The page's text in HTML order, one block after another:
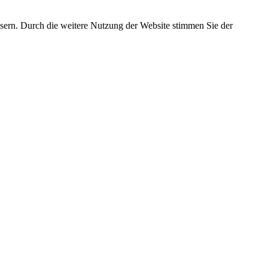
Durch die weitere Nutzung der Website stimmen Sie der